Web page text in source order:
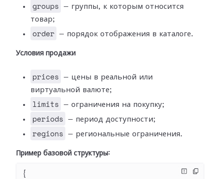
groups
— группы, к которым относится
товар;
order — порядок отображения в каталоге.
Условия продажи
prices
— цены в реальной или
виртуальной валюте;
limits — ограничения на покупку;
periods — период доступности;
regions — региональные ограничения.
Пример базовой структуры:
{